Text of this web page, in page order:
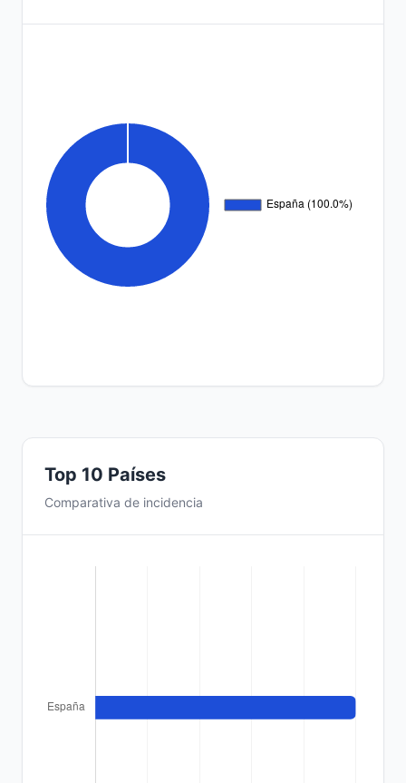
Top 10 Países
Comparativa de incidencia